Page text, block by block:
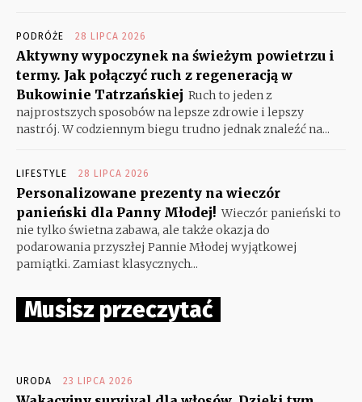
PODRÓŻE 28 LIPCA 2026
Aktywny wypoczynek na świeżym powietrzu i
termy. Jak połączyć ruch z regeneracją w
Bukowinie Tatrzańskiej Ruch to jeden z
najprostszych sposobów na lepsze zdrowie i lepszy
nastrój. W codziennym biegu trudno jednak znaleźć na...
LIFESTYLE 28 LIPCA 2026
Personalizowane prezenty na wieczór
panieński dla Panny Młodej! Wieczór panieński to
nie tylko świetna zabawa, ale także okazja do
podarowania przyszłej Pannie Młodej wyjątkowej
pamiątki. Zamiast klasycznych...
Musisz przeczytać
URODA 23 LIPCA 2026